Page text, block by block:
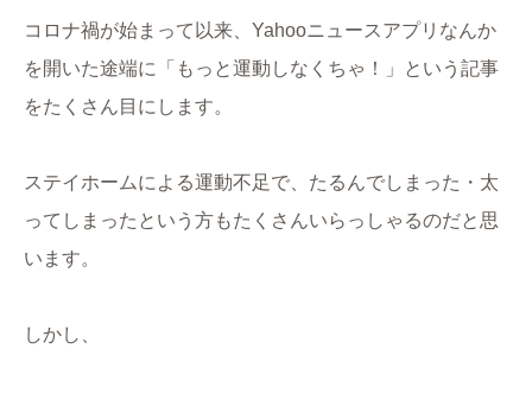
コロナ禍が始まって以来、Yahooニュースアプリなんか
を開いた途端に「もっと運動しなくちゃ！」という記事
をたくさん目にします。
ステイホームによる運動不足で、たるんでしまった・太
ってしまったという方もたくさんいらっしゃるのだと思
います。
しかし、